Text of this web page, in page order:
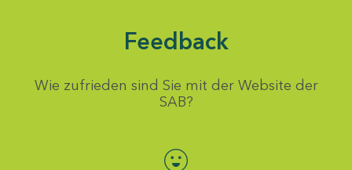
Feedback
Wie zufrieden sind Sie mit der Website der
SAB?
Bewertung auswählen